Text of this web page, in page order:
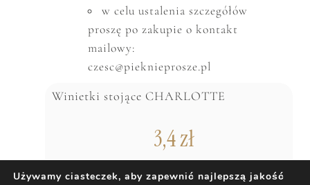
w celu ustalenia szczegółów
proszę po zakupie o kontakt
mailowy:
czesc@pieknieprosze.pl
Winietki stojące CHARLOTTE
3,4zł
Używamy ciasteczek, aby zapewnić najlepszą jakość